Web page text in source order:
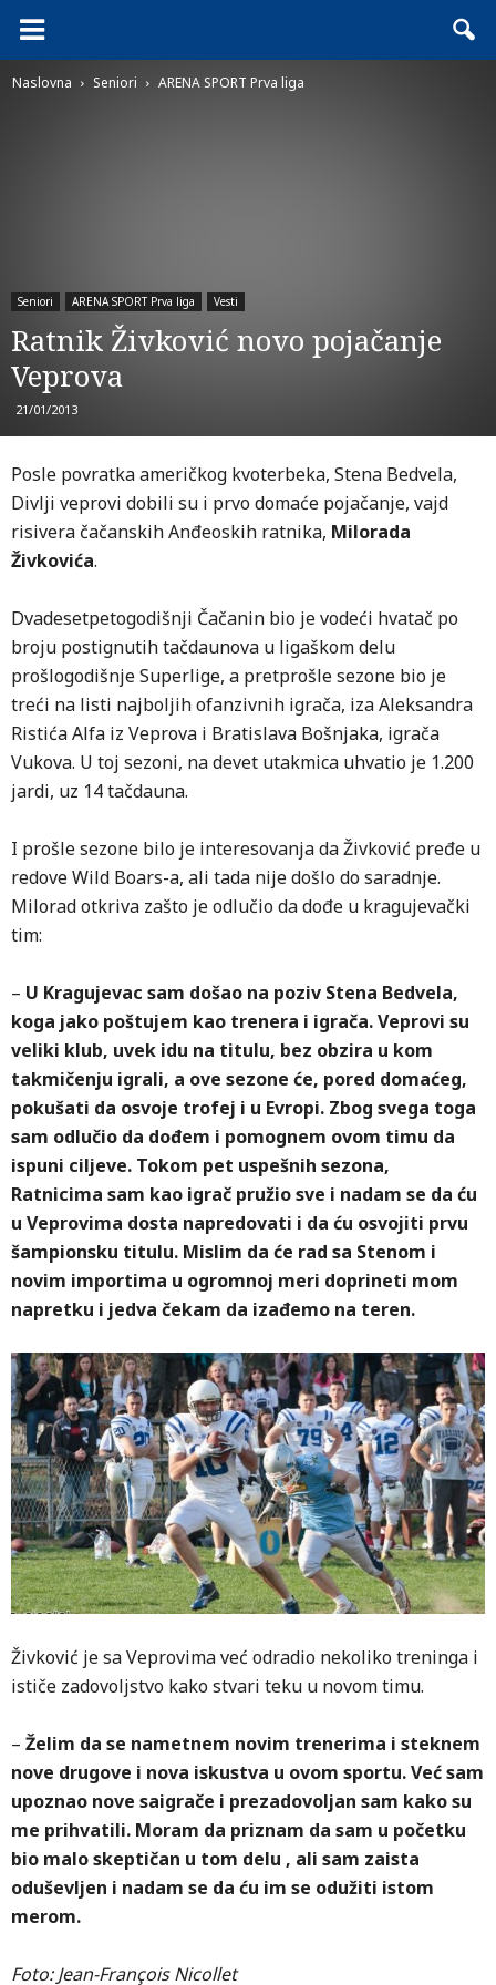
Naslovna Seniori ARENA SPORT Prva liga
Seniori ARENA SPORT Prva liga Vesti
Ratnik Živković novo pojačanje
Veprova
21/01/2013
Posle povratka američkog kvoterbeka, Stena Bedvela,
Divlji veprovi dobili su i prvo domaće pojačanje, vajd
risivera čačanskih Anđeoskih ratnika, Milorada
Živkovića.
Dvadesetpetogodišnji Čačanin bio je vodeći hvatač po
broju postignutih tačdaunova u ligaškom delu
prošlogodišnje Superlige, a pretprošle sezone bio je
treći na listi najboljih ofanzivnih igrača, iza Aleksandra
Ristića Alfa iz Veprova i Bratislava Bošnjaka, igrača
Vukova. U toj sezoni, na devet utakmica uhvatio je 1.200
jardi, uz 14 tačdauna.
I prošle sezone bilo je interesovanja da Živković pređe u
redove Wild Boars-a, ali tada nije došlo do saradnje.
Milorad otkriva zašto je odlučio da dođe u kragujevački
tim:
– U Kragujevac sam došao na poziv Stena Bedvela,
koga jako poštujem kao trenera i igrača. Veprovi su
veliki klub, uvek idu na titulu, bez obzira u kom
takmičenju igrali, a ove sezone će, pored domaćeg,
pokušati da osvoje trofej i u Evropi. Zbog svega toga
sam odlučio da dođem i pomognem ovom timu da
ispuni ciljeve. Tokom pet uspešnih sezona,
Ratnicima sam kao igrač pružio sve i nadam se da ću
u Veprovima dosta napredovati i da ću osvojiti prvu
šampionsku titulu. Mislim da će rad sa Stenom i
novim importima u ogromnoj meri doprineti mom
napretku i jedva čekam da izađemo na teren.
Živković je sa Veprovima već odradio nekoliko treninga i
ističe zadovoljstvo kako stvari teku u novom timu.
– Želim da se nametnem novim trenerima i steknem
nove drugove i nova iskustva u ovom sportu. Već sam
upoznao nove saigrače i prezadovoljan sam kako su
me prihvatili. Moram da priznam da sam u početku
bio malo skeptičan u tom delu , ali sam zaista
oduševljen i nadam se da ću im se odužiti istom
merom.
Foto: Jean-François Nicollet